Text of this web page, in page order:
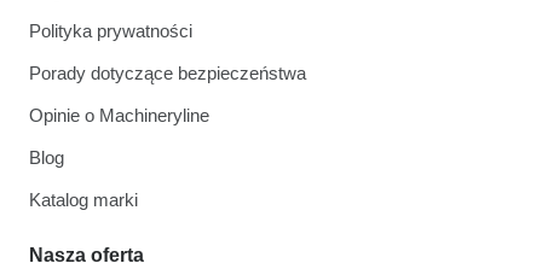
Polityka prywatności
Porady dotyczące bezpieczeństwa
Opinie o Machineryline
Blog
Katalog marki
Nasza oferta